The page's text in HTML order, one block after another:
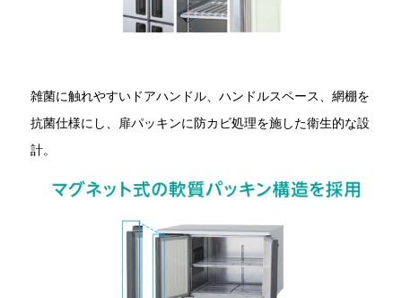
雑菌に触れやすいドアハンドル、ハンドルスペース、網棚を
抗菌仕様にし、扉パッキンに防カビ処理を施した衛生的な設
計。